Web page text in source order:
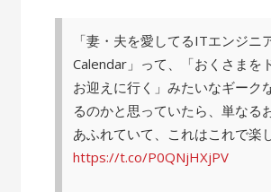
「妻・夫を愛してるITエンジニ
Calendar」って、「おくさまを
お迎えに行く」みたいなギーク
るのかと思っていたら、単なる
あふれていて、これはこれで楽
https://t.co/P0QNjHXjPV